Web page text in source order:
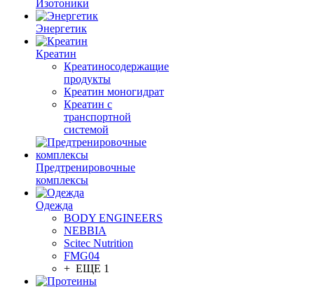
Изотоники
Энергетик
Креатин
Креатиносодержащие
продукты
Креатин моногидрат
Креатин с
транспортной
системой
Предтренировочные
комплексы
Одежда
BODY ENGINEERS
NEBBIA
Scitec Nutrition
FMG04
+ ЕЩЕ 1